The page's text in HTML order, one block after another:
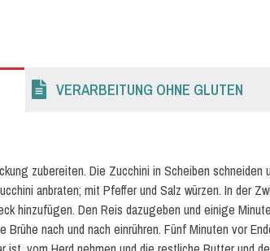
zubereiten. Die Zucchini in Scheiben schneiden
anbraten; mit Pfeffer und Salz würzen. In der
hinzufügen. Den Reis dazugeben und einige
nach und nach einrühren. Fünf Minuten vor
VERARBEITUNG OHNE GLUTEN